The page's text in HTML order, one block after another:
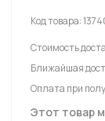
Код товара:
Стоимость
Ближайшая
Оплата при
Этот товар